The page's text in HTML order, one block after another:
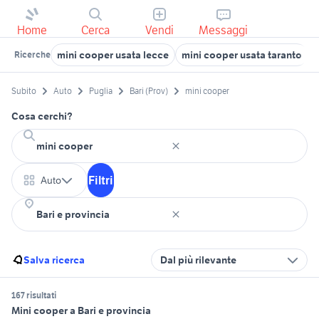
Home Cerca Vendi Messaggi
Ricerche mini cooper usata lecce mini cooper usata taranto
Subito Auto Puglia Bari (Prov) mini cooper
Cosa cerchi?
Auto Filtri
Salva ricerca Dal più rilevante
167 risultati
Mini cooper a Bari e provincia